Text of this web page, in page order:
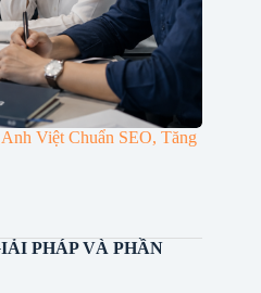
Việt Chuẩn SEO, Tăng
PHÁP VÀ PHẦN